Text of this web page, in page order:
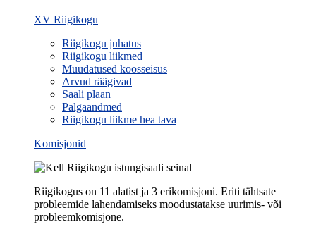
XV Riigikogu
Riigikogu juhatus
Riigikogu liikmed
Muudatused koosseisus
Arvud räägivad
Saali plaan
Palgaandmed
Riigikogu liikme hea tava
Komisjonid
Riigikogus on 11 alatist ja 3 erikomisjoni. Eriti tähtsate
probleemide lahendamiseks moodustatakse uurimis- või
probleemkomisjone.